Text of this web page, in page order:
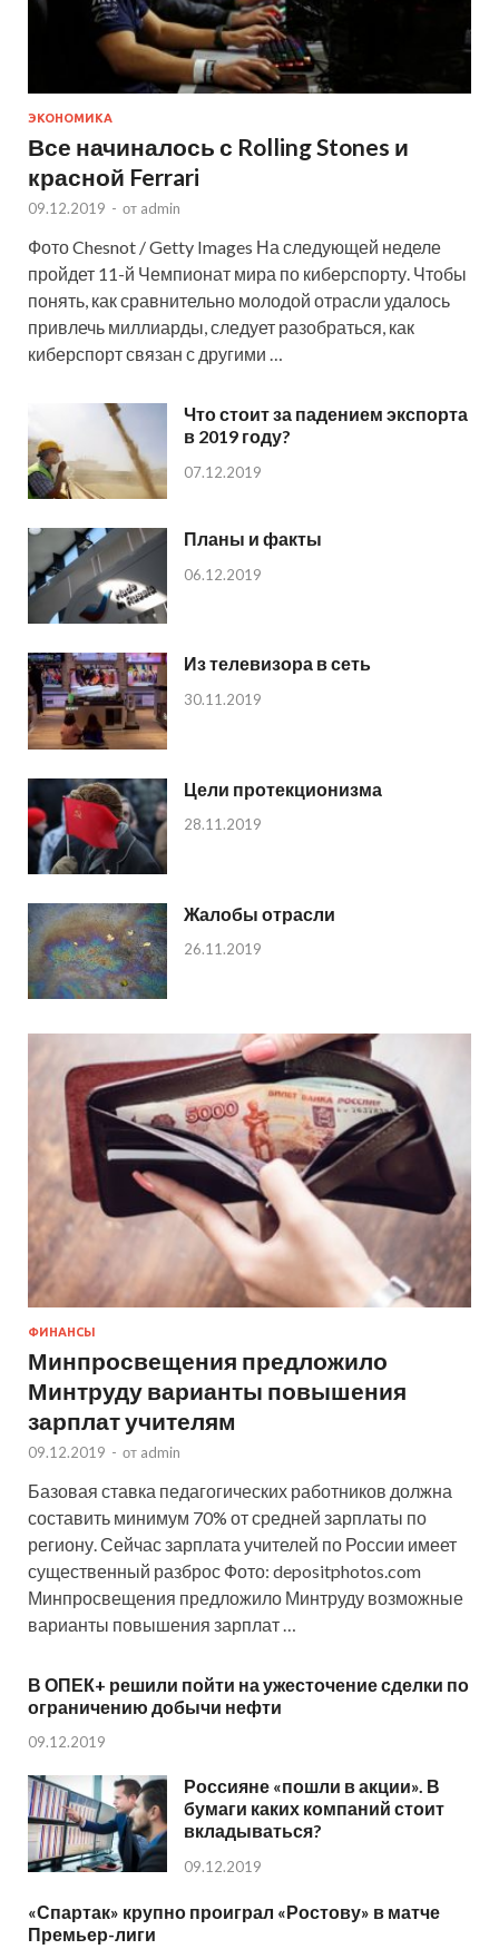
ЭКОНОМИКА
Все начиналось с Rolling Stones и
красной Ferrari
09.12.2019 - от admin
Фото Chesnot / Getty Images На следующей неделе
пройдет 11-й Чемпионат мира по киберспорту. Чтобы
понять, как сравнительно молодой отрасли удалось
привлечь миллиарды, следует разобраться, как
киберспорт связан с другими …
Что стоит за падением экспорта
в 2019 году?
07.12.2019
Планы и факты
06.12.2019
Из телевизора в сеть
30.11.2019
Цели протекционизма
28.11.2019
Жалобы отрасли
26.11.2019
ФИНАНСЫ
Минпросвещения предложило
Минтруду варианты повышения
зарплат учителям
09.12.2019 - от admin
Базовая ставка педагогических работников должна
составить минимум 70% от средней зарплаты по
региону. Сейчас зарплата учителей по России имеет
существенный разброс Фото: depositphotos.com
Минпросвещения предложило Минтруду возможные
варианты повышения зарплат …
В ОПЕК+ решили пойти на ужесточение сделки по
ограничению добычи нефти
09.12.2019
Россияне «пошли в акции». В
бумаги каких компаний стоит
вкладываться?
09.12.2019
«Спартак» крупно проиграл «Ростову» в матче
Премьер-лиги